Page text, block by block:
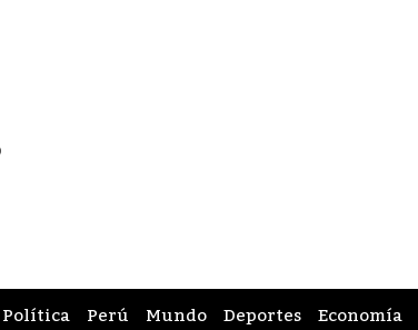
Política Perú Mundo Deportes Economía